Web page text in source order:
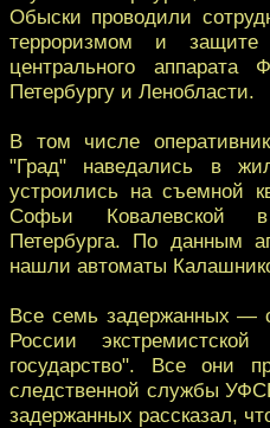
Обыски проводили
терроризмом и защите
центрального
Петербургу и Ленобласти.
В том числе
"Град" наведались в
устроились на съемной
Софьи Ковалевской
Петербурга. По данным
нашли автоматы
Все семь задержанных —
России экстремистской
государство". Все они
следственной службы
задержанных рассказал,